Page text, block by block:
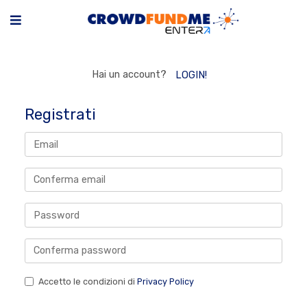
Hai un account? LOGIN!
Registrati
Accetto le condizioni di Privacy Policy